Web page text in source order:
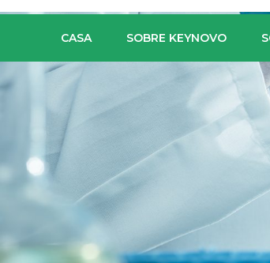
CASA SOBRE KEYNOVO